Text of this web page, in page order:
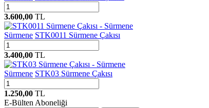
3.600,00 TL
Sürmene STK0011 Sürmene Çakısı
3.400,00 TL
Sürmene STK03 Sürmene Çakısı
1.250,00 TL
E-Bülten Aboneliği